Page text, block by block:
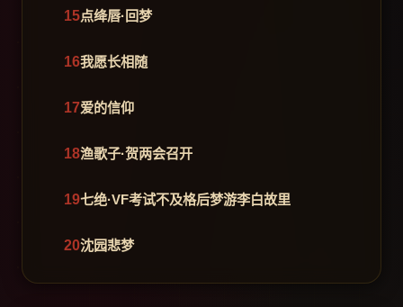
点绛唇·回梦
我愿长相随
爱的信仰
渔歌子·贺两会召开
七绝·VF考试不及格后梦游李白故里
沈园悲梦